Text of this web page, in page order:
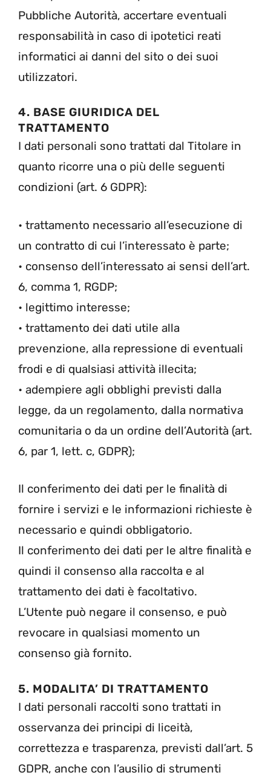
Pubbliche Autorità, accertare eventuali
responsabilità in caso di ipotetici reati
informatici ai danni del sito o dei suoi
utilizzatori.
4. BASE GIURIDICA DEL
TRATTAMENTO
I dati personali sono trattati dal Titolare in
quanto ricorre una o più delle seguenti
condizioni (art. 6 GDPR):
• trattamento necessario all’esecuzione di
un contratto di cui l’interessato è parte;
• consenso dell’interessato ai sensi dell’art.
6, comma 1, RGDP;
• legittimo interesse;
• trattamento dei dati utile alla
prevenzione, alla repressione di eventuali
frodi e di qualsiasi attività illecita;
• adempiere agli obblighi previsti dalla
legge, da un regolamento, dalla normativa
comunitaria o da un ordine dell’Autorità (art.
6, par 1, lett. c, GDPR);
Il conferimento dei dati per le finalità di
fornire i servizi e le informazioni richieste è
necessario e quindi obbligatorio.
Il conferimento dei dati per le altre finalità e
quindi il consenso alla raccolta e al
trattamento dei dati è facoltativo.
L’Utente può negare il consenso, e può
revocare in qualsiasi momento un
consenso già fornito.
5. MODALITA’ DI TRATTAMENTO
I dati personali raccolti sono trattati in
osservanza dei principi di liceità,
correttezza e trasparenza, previsti dall’art. 5
GDPR, anche con l’ausilio di strumenti